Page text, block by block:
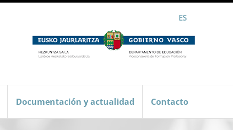
ES
Documentación y actualidad Contacto